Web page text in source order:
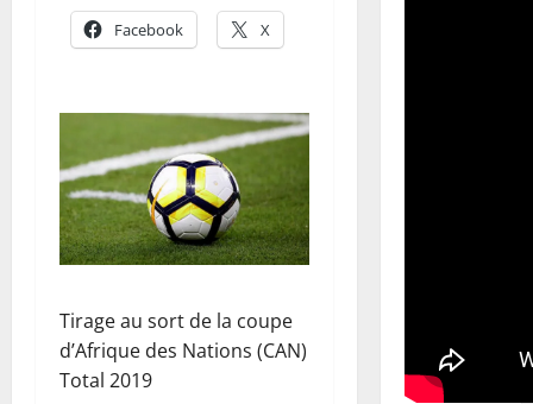
Facebook X
Tirage au sort de la coupe
d’Afrique des Nations (CAN)
Total 2019